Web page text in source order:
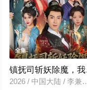
全集
镇抚司斩妖除魔，
2026 / 中国大陆 / 李兼